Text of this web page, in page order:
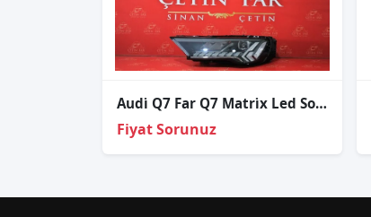
Audi̇ Q7 Far Q7 Matri̇x Led Sol Far
Fiyat Sorunuz